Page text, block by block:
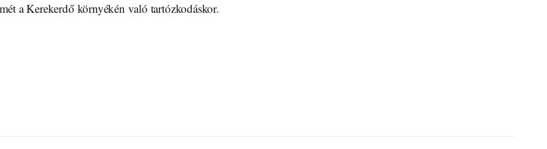
a Kerekerdő környékén való tartózkodáskor.